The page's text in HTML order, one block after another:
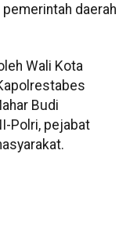
daerah
Wali Kota
Budi
Polri, pejabat